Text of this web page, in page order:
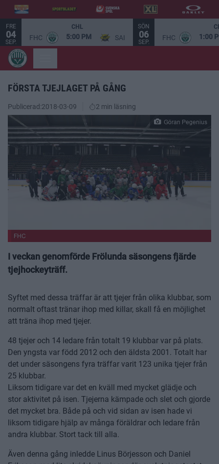
FRE
04
SEP.
CHL
FHC 5:00 PM SAI
SÖN
06
SEP.
FHC 1:00
FÖRSTA TJEJLAGET PÅ GÅNG
Publicerad:2018-03-09 2 min läsning
Göran Pegenius
FHC
I veckan genomförde Frölunda säsongens fjärde
tjejhockeyträff.
Syftet med dessa träffar är att tjejer från olika klubbar, som
normalt oftast tränar ihop med killar, skall få en möjlighet
att träna ihop med tjejer.
48 tjejer och 14 ledare från totalt 19 klubbar var på plats.
Den yngsta var född 2012 och den äldsta 2001. Totalt har
det under säsongens fyra träffar varit 123 unika tjejer från
25 klubbar.
Liksom tidigare var det en kväll med mycket glädje och
stor aktivitet på isen. Tjejerna kämpade och slet och gjorde
det mycket bra. Både på och vid sidan av isen hade vi
liksom tidigare hjälp av många föräldrar och ledare från
andra klubbar. Stort tack till alla.
Även denna gång inledde Linus Börjesson och Daniel